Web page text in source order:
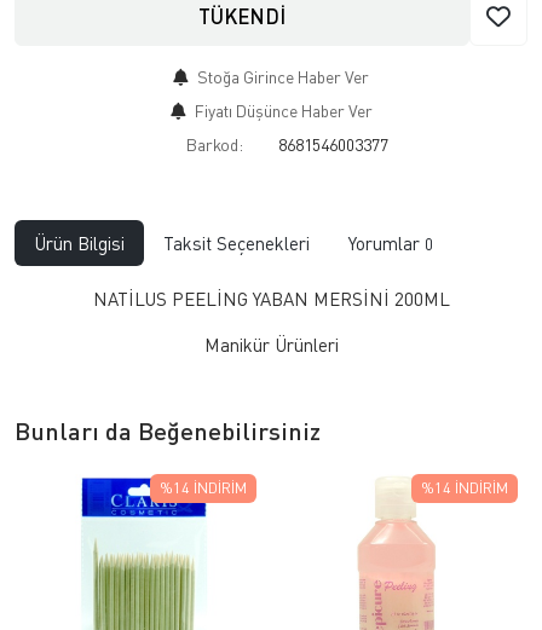
TÜKENDİ
Stoğa Girince Haber Ver
Fiyatı Düşünce Haber Ver
Barkod:
8681546003377
Ürün Bilgisi Taksit Seçenekleri Yorumlar 0
NATİLUS PEELİNG YABAN MERSİNİ 200ML
Manikür Ürünleri
Bunları da Beğenebilirsiniz
%14 İNDIRIM %14 İNDIRIM